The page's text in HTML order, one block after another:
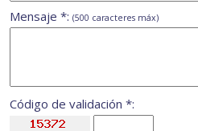
Mensaje *: (500 caracteres máx)
Código de validación *: